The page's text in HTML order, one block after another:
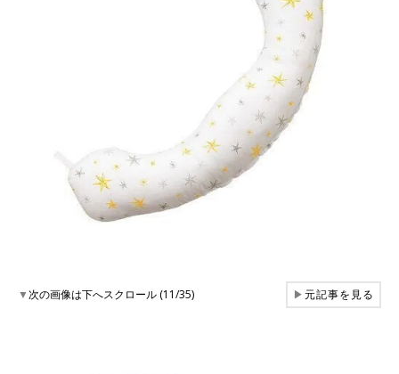
▼次の画像は下へスクロール (11/35) ▶元記事を見る